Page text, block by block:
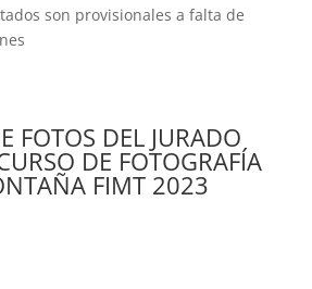
son provisionales a falta de
FOTOS DEL JURADO
DE FOTOGRAFÍA
FIMT 2023